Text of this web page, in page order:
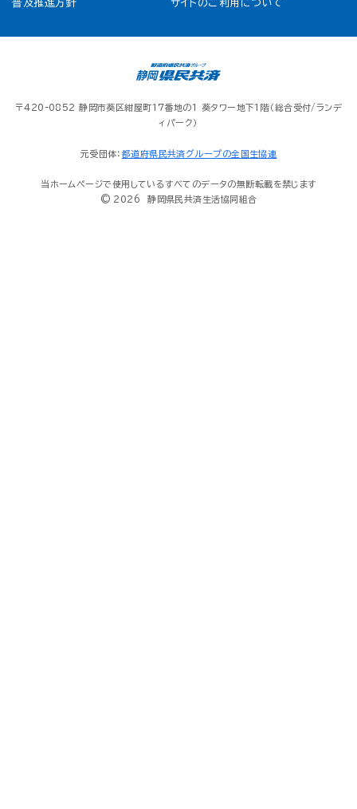
普及推進方針 サイトのご利用について
〒420-0852 静岡市葵区紺屋町17番地の１ 葵タワー地下1階（総合受付/ランデ
ィパーク）
元受団体： 都道府県民共済グループの全国生協連
当ホームページで使用しているすべてのデータの無断転載を禁じます
© 2026 静岡県民共済生活協同組合